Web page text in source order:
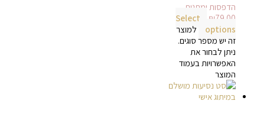
הדפסות ומתנות
₪79.00
Select
options
למוצר
זה יש מספר סוגים.
ניתן לבחור את
האפשרויות בעמוד
המוצר